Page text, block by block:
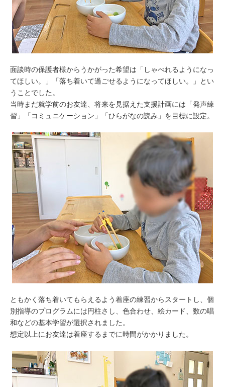
面談時の保護者様からうかがった希望は「しゃべれるようになっ
てほしい。」「落ち着いて過ごせるようになってほしい。」とい
うことでした。
当時まだ就学前のお友達、将来を見据えた支援計画には「発声練
習」「コミュニケーション」「ひらがなの読み」を目標に設定。
ともかく落ち着いてもらえるよう着座の練習からスタートし、個
別指導のプログラムには円柱さし、色合わせ、絵カード、数の唱
和などの基本学習が選択されました。
想定以上にお友達は着座するまでに時間がかかりました。